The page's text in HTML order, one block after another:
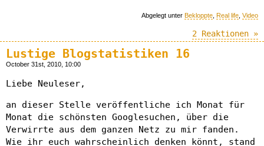
Abgelegt unter Bekloppte Real life Video
2 Reaktionen »
Lustige Blogstatistiken 16
October 31st, 2010, 10:00
Liebe Neuleser,
an dieser Stelle veröffentliche ich Monat für
Monat die schönsten Googlesuchen, über die
Verwirrte aus dem ganzen Netz zu mir fanden.
Wie ihr euch wahrscheinlich denken könnt, stand